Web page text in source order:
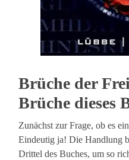
Brüche der
Brüche dieses
Zunächst zur Frage, ob es
Eindeutig ja! Die Handlung
Drittel des Buches, um so